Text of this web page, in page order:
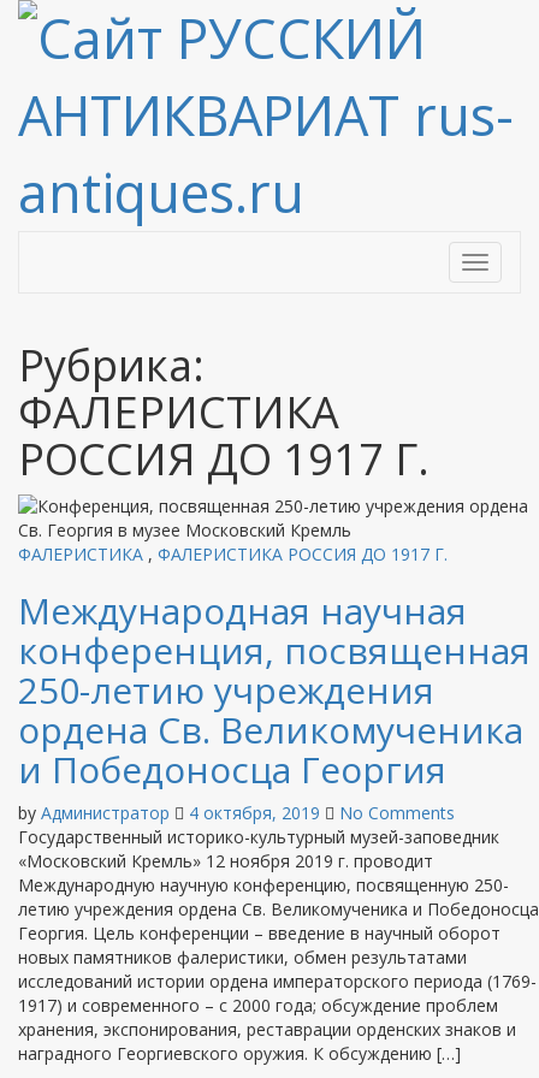
Toggle
Рубрика:
ФАЛЕРИСТИКА
РОССИЯ ДО 1917 Г.
ФАЛЕРИСТИКА , ФАЛЕРИСТИКА РОССИЯ ДО 1917 Г.
Международная научная
конференция, посвященная
250-летию учреждения
ордена Св. Великомученика
и Победоносца Георгия
by Администратор 4 октября, 2019
No Comments
Государственный историко-культурный музей-заповедник
«Московский Кремль» 12 ноября 2019 г. проводит
Международную научную конференцию, посвященную 250-
летию учреждения ордена Св. Великомученика и Победоносца
Георгия. Цель конференции – введение в научный оборот
новых памятников фалеристики, обмен результатами
исследований истории ордена императорского периода (1769-
1917) и современного – с 2000 года; обсуждение проблем
хранения, экспонирования, реставрации орденских знаков и
наградного Георгиевского оружия. К обсуждению […]